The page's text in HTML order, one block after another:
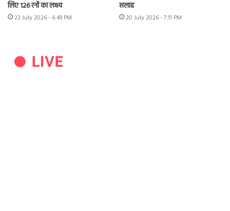
लिए 126 रनों का लक्ष्य
23 July 2026 - 6:49 PM
सलाह
20 July 2026 - 7:11 PM